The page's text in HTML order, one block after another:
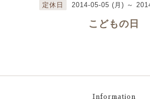
定休日 2014-05-05 (月) ～
こどもの日
Information